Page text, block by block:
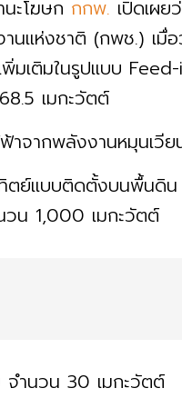
ะโฆษก กกพ. เปิดเผ
นแห่งชาติ (กพช.) เมื่
พิ่มเติมในรูปแบบ
เมกะวัตต์
าจากพลังงานหมุนเวี
ตย์แบบติดตั้งบนพื้นดิน
น 1,000 เมกะวัตต์
จำนวน 30 เมกะวัตต์